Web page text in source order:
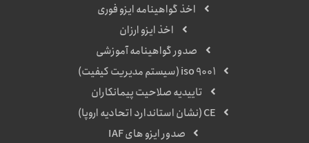
اخذ گواهینامه ایزو فوری
اخذ ایزو ارزان
صدور گواهینامه آموزشی
iso 9001 (سیستم مدیریت کیفیت)
تاییدیه صلاحیت پیمانکاران
CE (نشان استاندارد اتحادیه اروپا)
صدور ایزو های IAF